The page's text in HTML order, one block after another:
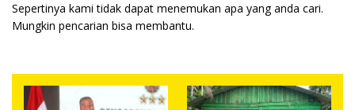
Sepertinya kami tidak dapat menemukan apa yang anda cari.
Mungkin pencarian bisa membantu.